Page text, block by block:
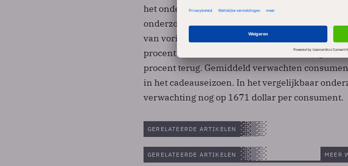
het onderzoek geeft aan van plan te zijn
onderzoek neemt de vraag naar mobiele
van vorig jaar. Aan audio- en videoapparatuur
procent meer over de toonbank. Daarentegen
procent terug. Gemiddeld verwachten
in het cadeauseizoen. In het vergelijkbaar
verwachting nog op 1671 dollar per consument.
GERELATEERDE ARTIKELEN
GERELATEERDE ARTIKELEN MEER